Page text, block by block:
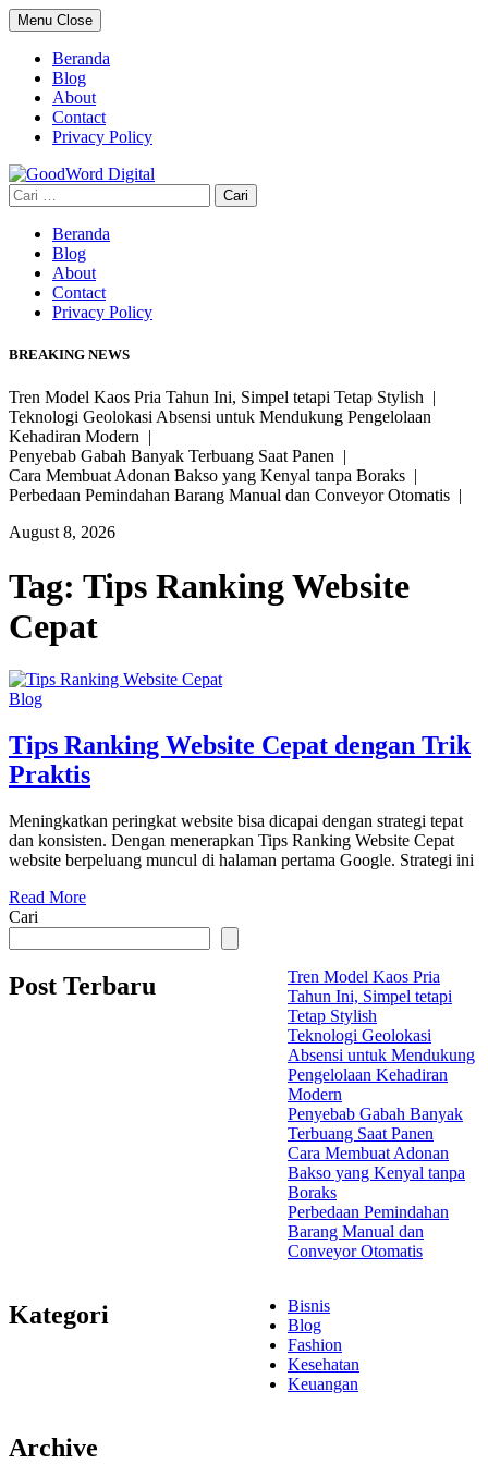
Skip
to
content
Menu Close
Beranda
Blog
About
Contact
Privacy Policy
Cari
untuk:
Beranda
Blog
About
Contact
Privacy Policy
BREAKING NEWS
Tren Model Kaos Pria Tahun Ini, Simpel tetapi Tetap Stylish |
Teknologi Geolokasi Absensi untuk Mendukung Pengelolaan
Kehadiran Modern |
Penyebab Gabah Banyak Terbuang Saat Panen |
Cara Membuat Adonan Bakso yang Kenyal tanpa Boraks |
Perbedaan Pemindahan Barang Manual dan Conveyor Otomatis |
August 8, 2026
Tag: Tips Ranking Website
Cepat
Blog
Tips Ranking Website Cepat dengan Trik
Praktis
Meningkatkan peringkat website bisa dicapai dengan strategi tepat
dan konsisten. Dengan menerapkan Tips Ranking Website Cepat
website berpeluang muncul di halaman pertama Google. Strategi ini
Read More
Cari
Post Terbaru
Tren Model Kaos Pria
Tahun Ini, Simpel tetapi
Tetap Stylish
Teknologi Geolokasi
Absensi untuk Mendukung
Pengelolaan Kehadiran
Modern
Penyebab Gabah Banyak
Terbuang Saat Panen
Cara Membuat Adonan
Bakso yang Kenyal tanpa
Boraks
Perbedaan Pemindahan
Barang Manual dan
Conveyor Otomatis
Kategori
Bisnis
Blog
Fashion
Kesehatan
Keuangan
Archive